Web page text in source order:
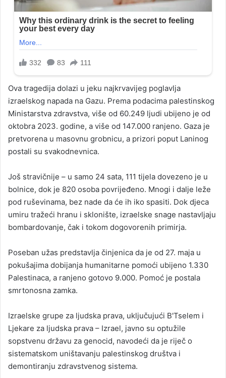
Ova tragedija dolazi u jeku najkrvavijeg poglavlja
izraelskog napada na Gazu. Prema podacima palestinskog
Ministarstva zdravstva, više od 60.249 ljudi ubijeno je od
oktobra 2023. godine, a više od 147.000 ranjeno. Gaza je
pretvorena u masovnu grobnicu, a prizori poput Laninog
postali su svakodnevnica.
Još stravičnije – u samo 24 sata, 111 tijela dovezeno je u
bolnice, dok je 820 osoba povrijeđeno. Mnogi i dalje leže
pod ruševinama, bez nade da će ih iko spasiti. Dok djeca
umiru tražeći hranu i sklonište, izraelske snage nastavljaju
bombardovanje, čak i tokom dogovorenih primirja.
Poseban užas predstavlja činjenica da je od 27. maja u
pokušajima dobijanja humanitarne pomoći ubijeno 1.330
Palestinaca, a ranjeno gotovo 9.000. Pomoć je postala
smrtonosna zamka.
Izraelske grupe za ljudska prava, uključujući B'Tselem i
Ljekare za ljudska prava – Izrael, javno su optužile
sopstvenu državu za genocid, navodeći da je riječ o
sistematskom uništavanju palestinskog društva i
demontiranju zdravstvenog sistema.